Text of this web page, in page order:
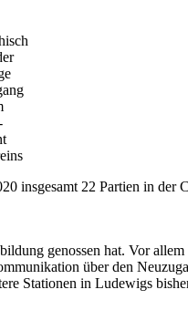
insgesamt 22 Partien in
genossen hat. Vor
über den
Stationen in Ludewigs